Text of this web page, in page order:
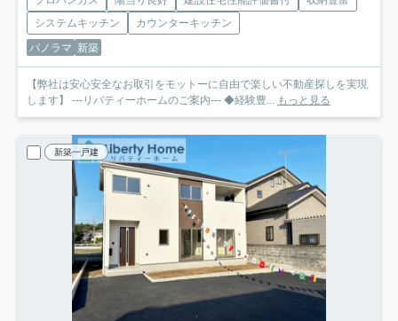
システムキッチン
カウンターキッチン
パノラマ 新築
【弊社は安心安全なお取引をモットーに自由で楽しい不動産探しを実現
します】 ---リバティーホームのご案内--- ◆経験豊... もっと見る
新築一戸建